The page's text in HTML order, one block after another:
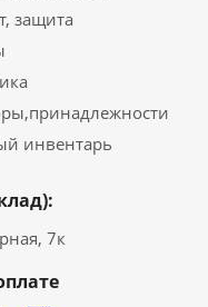
защита
инвентарь
7к